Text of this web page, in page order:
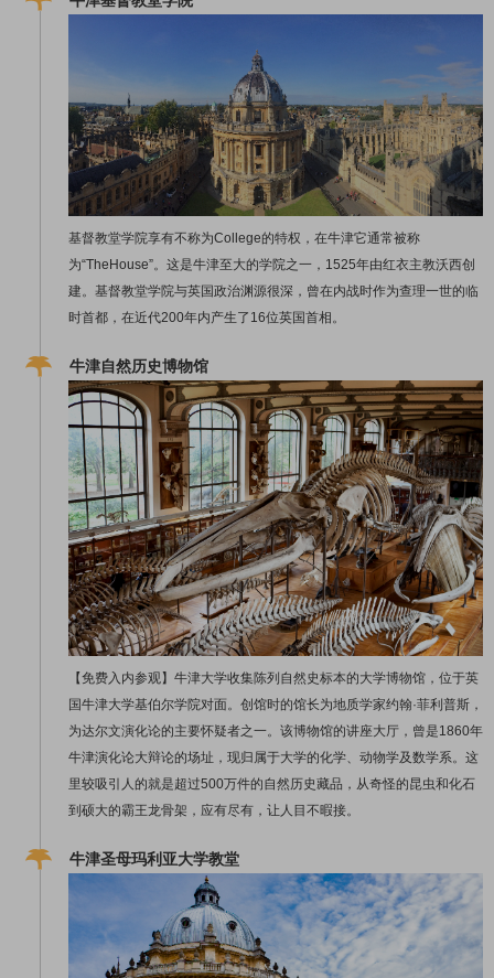
基督教堂学院享有不称为College的特权，在牛津它通常被称
为“TheHouse”。这是牛津至大的学院之一，1525年由红衣主教沃西创
建。基督教堂学院与英国政治渊源很深，曾在内战时作为查理一世的临
时首都，在近代200年内产生了16位英国首相。
牛津自然历史博物馆
【免费入内参观】牛津大学收集陈列自然史标本的大学博物馆，位于英
国牛津大学基伯尔学院对面。创馆时的馆长为地质学家约翰·菲利普斯，
为达尔文演化论的主要怀疑者之一。该博物馆的讲座大厅，曾是1860年
牛津演化论大辩论的场址，现归属于大学的化学、动物学及数学系。这
里较吸引人的就是超过500万件的自然历史藏品，从奇怪的昆虫和化石
到硕大的霸王龙骨架，应有尽有，让人目不暇接。
牛津圣母玛利亚大学教堂